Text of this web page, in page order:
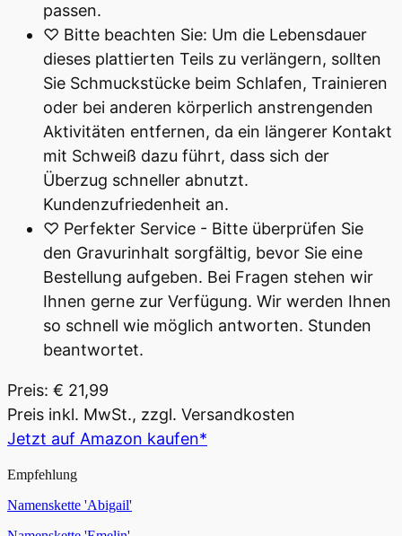
passen.
♡ Bitte beachten Sie: Um die Lebensdauer
dieses plattierten Teils zu verlängern, sollten
Sie Schmuckstücke beim Schlafen, Trainieren
oder bei anderen körperlich anstrengenden
Aktivitäten entfernen, da ein längerer Kontakt
mit Schweiß dazu führt, dass sich der
Überzug schneller abnutzt.
Kundenzufriedenheit an.
♡ Perfekter Service - Bitte überprüfen Sie
den Gravurinhalt sorgfältig, bevor Sie eine
Bestellung aufgeben. Bei Fragen stehen wir
Ihnen gerne zur Verfügung. Wir werden Ihnen
so schnell wie möglich antworten. Stunden
beantwortet.
Preis: € 21,99
Preis inkl. MwSt., zzgl. Versandkosten
Jetzt auf Amazon kaufen*
Empfehlung
Namenskette 'Abigail'